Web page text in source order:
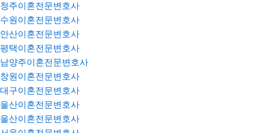
청주이혼전문변호사
수원이혼전문변호사
안산이혼전문변호사
평택이혼전문변호사
남양주이혼전문변호사
창원이혼전문변호사
대구이혼전문변호사
울산이혼전문변호사
울산이혼전문변호사